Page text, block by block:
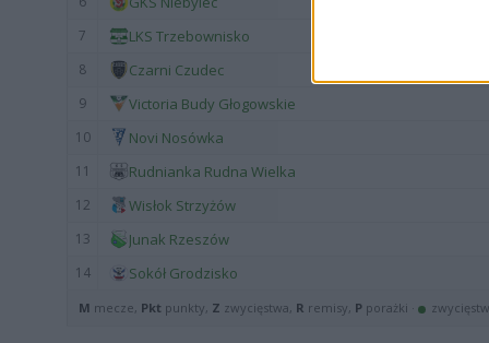
7 LKS Trzebownisko
8 Czarni Czudec
9 Victoria Budy Głogowskie
10 Novi Nosówka
11 Rudnianka Rudna Wielka
12 Wisłok Strzyżów
13 Junak Rzeszów
14 Sokół Grodzisko
M mecze, Pkt punkty, Z zwycięstwa, R remisy, P porażki ·